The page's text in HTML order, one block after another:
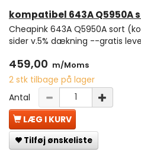
kompatibel 643A Q5950A
Cheapink 643A Q5950A sort
sider v.5% dækning --gratis
459,00 m/Moms
2 stk tilbage på lager
Antal
LÆG I KURV
Tilføj ønskeliste